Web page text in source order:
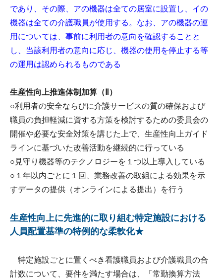
であり、その際、アの機器は全ての居室に設置し、イの
機器は全ての介護職員が使用する。なお、アの機器の運
用については、事前に利用者の意向を確認することと
し、当該利用者の意向に応じ、機器の使用を停止する等
の運用は認められるものである
生産性向上推進体制加算（Ⅱ）
○利用者の安全ならびに介護サービスの質の確保および
職員の負担軽減に資する方策を検討するための委員会の
開催や必要な安全対策を講じた上で、生産性向上ガイド
ラインに基づいた改善活動を継続的に行っている
○見守り機器等のテクノロジーを１つ以上導入している
○１年以内ごとに１回、業務改善の取組による効果を示
すデータの提供（オンラインによる提出）を行う
生産性向上に先進的に取り組む特定施設における
人員配置基準の特例的な柔軟化★
特定施設ごとに置くべき看護職員および介護職員の合
計数について、要件を満たす場合は、「常勤換算方法